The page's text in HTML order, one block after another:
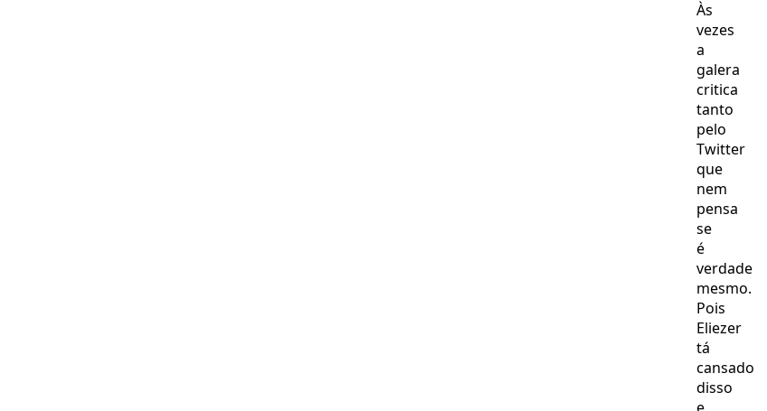
Às
vezes
a
galera
critica
tanto
pelo
Twitter
que
nem
pensa
se
é
verdade
mesmo.
Pois
Eliezer
tá
cansado
disso
a
galera